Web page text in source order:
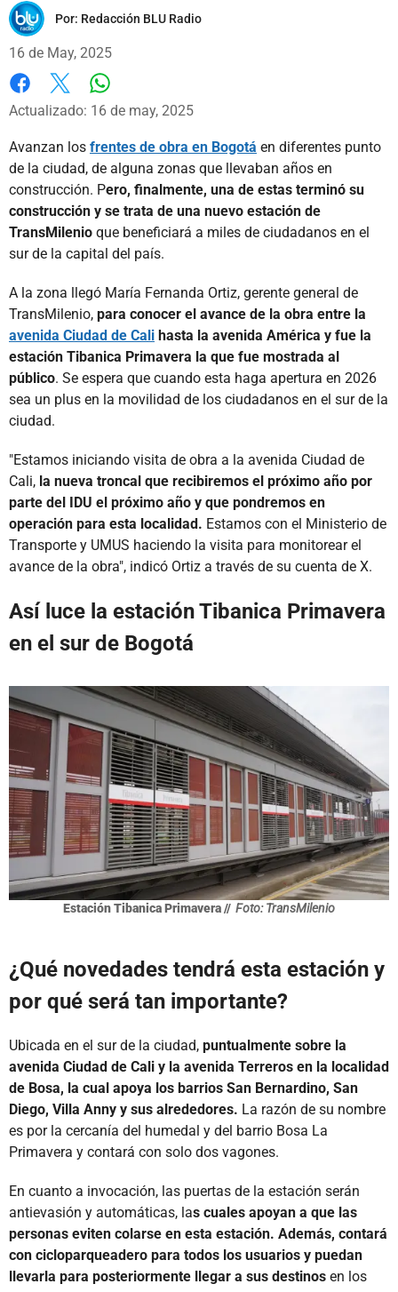
Por: Redacción BLU Radio
16 de May, 2025
Facebook
X
Actualizado: 16 de may, 2025
Avanzan los frentes de obra en Bogotá en diferentes punto
de la ciudad, de alguna zonas que llevaban años en
construcción. Pero, finalmente, una de estas terminó su
construcción y se trata de una nuevo estación de
TransMilenio que beneficiará a miles de ciudadanos en el
sur de la capital del país.
A la zona llegó María Fernanda Ortiz, gerente general de
TransMilenio, para conocer el avance de la obra entre la
avenida Ciudad de Cali hasta la avenida América y fue la
estación Tibanica Primavera la que fue mostrada al
público. Se espera que cuando esta haga apertura en 2026
sea un plus en la movilidad de los ciudadanos en el sur de la
ciudad.
"Estamos iniciando visita de obra a la avenida Ciudad de
Cali, la nueva troncal que recibiremos el próximo año por
parte del IDU el próximo año y que pondremos en
operación para esta localidad. Estamos con el Ministerio de
Transporte y UMUS haciendo la visita para monitorear el
avance de la obra", indicó Ortiz a través de su cuenta de X.
Así luce la estación Tibanica Primavera
en el sur de Bogotá
Estación Tibanica Primavera // Foto: TransMilenio
¿Qué novedades tendrá esta estación y
por qué será tan importante?
Ubicada en el sur de la ciudad, puntualmente sobre la
avenida Ciudad de Cali y la avenida Terreros en la localidad
de Bosa, la cual apoya los barrios San Bernardino, San
Diego, Villa Anny y sus alrededores. La razón de su nombre
es por la cercanía del humedal y del barrio Bosa La
Primavera y contará con solo dos vagones.
En cuanto a invocación, las puertas de la estación serán
antievasión y automáticas, las cuales apoyan a que las
personas eviten colarse en esta estación. Además, contará
con cicloparqueadero para todos los usuarios y puedan
llevarla para posteriormente llegar a sus destinos en los